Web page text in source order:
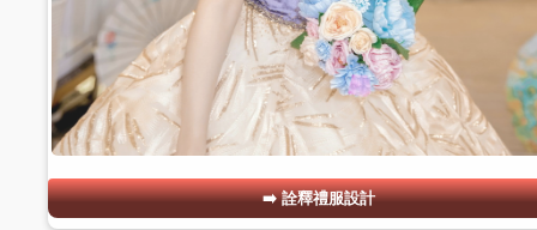
詮釋禮服設計